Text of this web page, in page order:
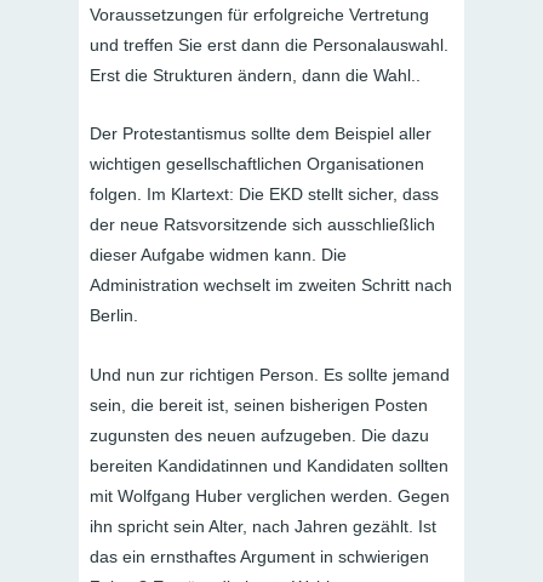
Voraussetzungen für erfolgreiche Vertretung
und treffen Sie erst dann die Personalauswahl.
Erst die Strukturen ändern, dann die Wahl..
Der Protestantismus sollte dem Beispiel aller
wichtigen gesellschaftlichen Organisationen
folgen. Im Klartext: Die EKD stellt sicher, dass
der neue Ratsvorsitzende sich ausschließlich
dieser Aufgabe widmen kann. Die
Administration wechselt im zweiten Schritt nach
Berlin.
Und nun zur richtigen Person. Es sollte jemand
sein, die bereit ist, seinen bisherigen Posten
zugunsten des neuen aufzugeben. Die dazu
bereiten Kandidatinnen und Kandidaten sollten
mit Wolfgang Huber verglichen werden. Gegen
ihn spricht sein Alter, nach Jahren gezählt. Ist
das ein ernsthaftes Argument in schwierigen